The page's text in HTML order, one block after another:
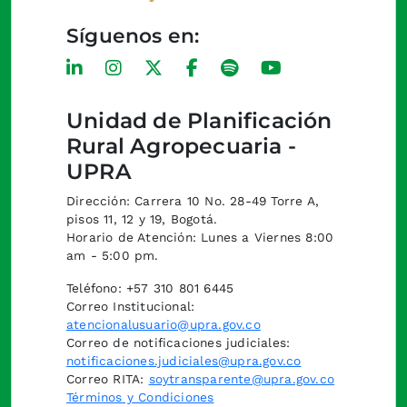
Unidad de Planificación
Rural Agropecuaria -
UPRA
Dirección: Carrera 10 No. 28-49 Torre A,
pisos 11, 12 y 19, Bogotá.
Horario de Atención: Lunes a Viernes 8:00
am - 5:00 pm.
Teléfono: +57 310 801 6445
Correo Institucional:
atencionalusuario@upra.gov.co
Correo de notificaciones judiciales:
notificaciones.judiciales@upra.gov.co
Correo RITA: soytransparente@upra.gov.co
Términos y Condiciones
Síguenos en: